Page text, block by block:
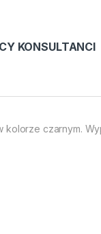
KONSULTANCI
kolorze czarnym.